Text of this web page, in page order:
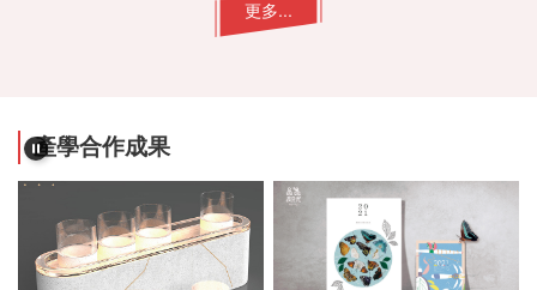
更多...
產學合作成果